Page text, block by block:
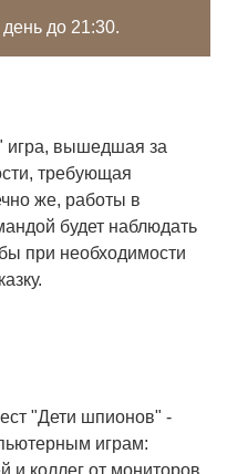
до 21:30.
игра, вышедшая за
требующая
же, работы в
будет наблюдать
при необходимости
"Дети шпионов" -
играм:
и коллег от мониторов